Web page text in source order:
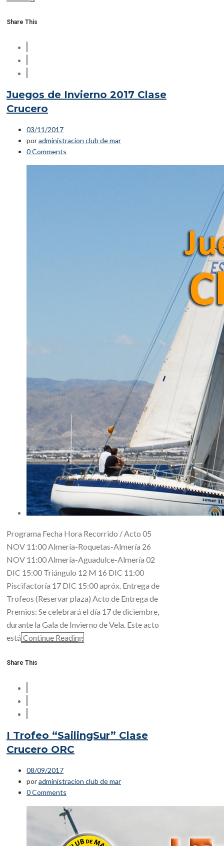
Share This
Juegos de Invierno 2017 Clase
Crucero
03/11/2017
poradministracion club de mar
0 Comments
Programa Fecha Hora Recorrido / Acto 05
NOV 11:00 Almería-Roquetas-Almería 26
NOV 11:00 Almería-Aguadulce-Almería 02
DIC 15:00 Triángulo 12 M 16 DIC 11:00
Piscifactoría 17 DIC 15:00 apróx. Entrega de
Trofeos (Reservar plaza) Acto de Entrega de
Premios: Se celebrará el día 17 de diciembre,
durante la Gala de Invierno de Vela. Este acto
está Continue Reading
Share This
I Trofeo “SailingSur” Clase
Crucero ORC
08/09/2017
poradministracion club de mar
0 Comments